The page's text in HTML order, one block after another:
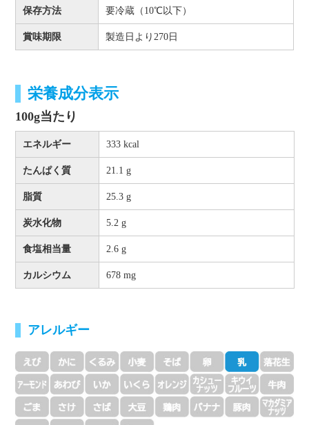
保存方法 要冷蔵（10℃以下）
賞味期限 製造日より270日
栄養成分表示
100g当たり
エネルギー 333 kcal
たんぱく質 21.1 g
脂質 25.3 g
炭水化物 5.2 g
食塩相当量 2.6 g
カルシウム 678 mg
アレルギー